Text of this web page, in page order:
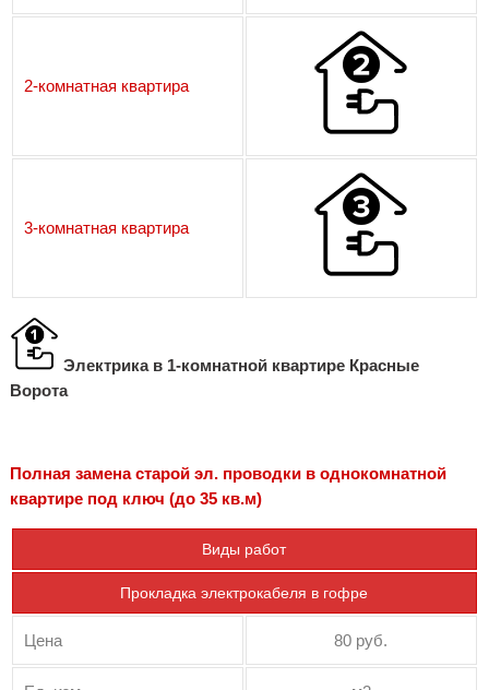
2-комнатная квартира
3-комнатная квартира
Электрика в 1-комнатной квартире Красные
Ворота
Полная замена старой эл. проводки в однокомнатной
квартире под ключ (до 35 кв.м)
Виды работ
Прокладка электрокабеля в гофре
Цена 80 руб.